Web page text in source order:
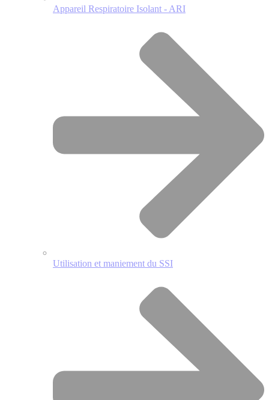
Appareil Respiratoire Isolant - ARI
Utilisation et maniement du SSI